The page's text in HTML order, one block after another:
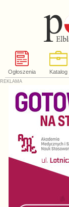
Ogłoszenia Katalog